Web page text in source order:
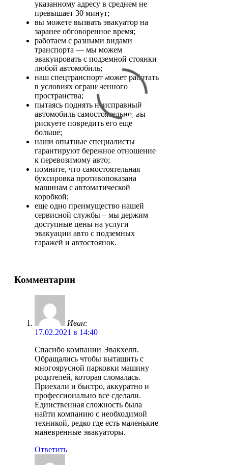
указанному адресу в среднем не
превышает 30 минут;
вы можете вызвать эвакуатор на
заранее обговоренное время;
работаем с разными видами
транспорта — мы можем
эвакуировать с подземной стоянки
любой автомобиль;
наш спецтранспорт может работать
в условиях ограниченного
пространства;
пытаясь поднять неисправный
автомобиль самостоятельно, вы
рискуете повредить его еще
больше;
наши опытные специалисты
гарантируют бережное отношение
к перевозимому авто;
помните, что самостоятельная
буксировка противопоказана
машинам с автоматической
коробкой;
еще одно преимущество нашей
сервисной службы – мы держим
доступные цены на услуги
эвакуации авто с подземных
гаражей и автостоянок.
Комментарии
Иван:
17.02.2021 в 14:40
Спасибо компании Эвакхелп.
Обращались чтобы вытащить с
многоярусной парковки машину
родителей, которая сломалась.
Приехали и быстро, аккуратно и
профессионально все сделали.
Единственная сложность была
найти компанию с необходимой
техникой, редко где есть маленькие
маневренные эвакуаторы.
Ответить